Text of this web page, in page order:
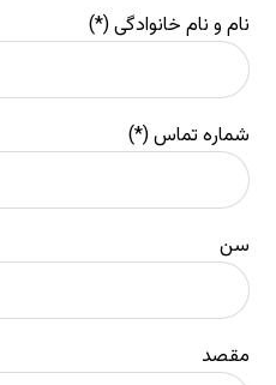
نام و نام خانوادگی (*)
شماره تماس (*)
سن
مقصد